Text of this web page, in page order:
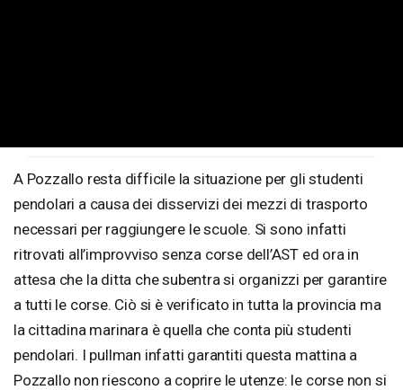
A Pozzallo resta difficile la situazione per gli studenti
pendolari a causa dei disservizi dei mezzi di trasporto
necessari per raggiungere le scuole. Si sono infatti
ritrovati all’improvviso senza corse dell’AST ed ora in
attesa che la ditta che subentra si organizzi per garantire
a tutti le corse. Ciò si è verificato in tutta la provincia ma
la cittadina marinara è quella che conta più studenti
pendolari. I pullman infatti garantiti questa mattina a
Pozzallo non riescono a coprire le utenze: le corse non si